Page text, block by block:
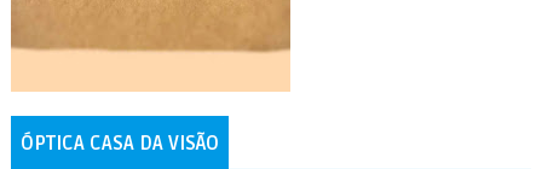
ÓPTICA CASA DA VISÃO